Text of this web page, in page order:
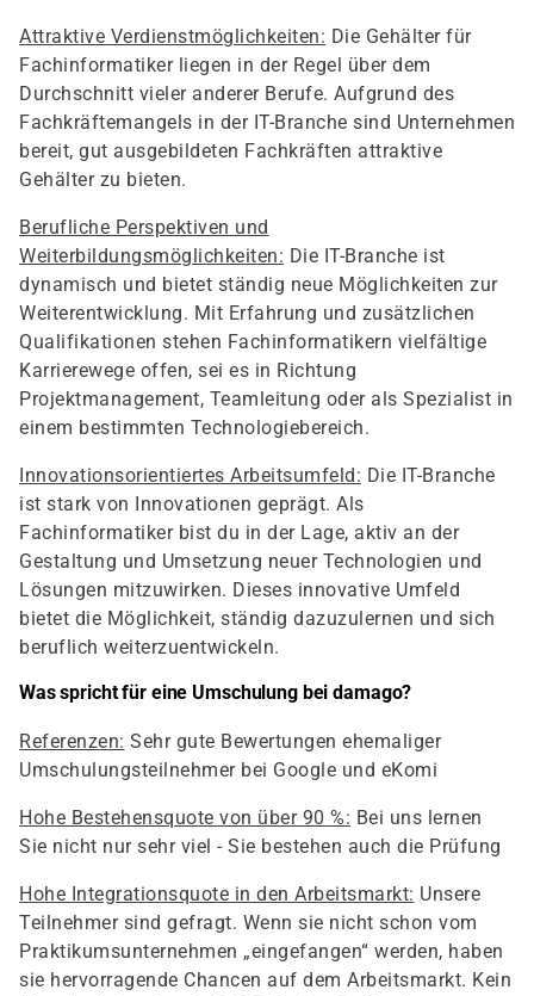
Attraktive Verdienstmöglichkeiten: Die Gehälter für
Fachinformatiker liegen in der Regel über dem
Durchschnitt vieler anderer Berufe. Aufgrund des
Fachkräftemangels in der IT-Branche sind Unternehmen
bereit, gut ausgebildeten Fachkräften attraktive
Gehälter zu bieten.
Berufliche Perspektiven und
Weiterbildungsmöglichkeiten: Die IT-Branche ist
dynamisch und bietet ständig neue Möglichkeiten zur
Weiterentwicklung. Mit Erfahrung und zusätzlichen
Qualifikationen stehen Fachinformatikern vielfältige
Karrierewege offen, sei es in Richtung
Projektmanagement, Teamleitung oder als Spezialist in
einem bestimmten Technologiebereich.
Innovationsorientiertes Arbeitsumfeld: Die IT-Branche
ist stark von Innovationen geprägt. Als
Fachinformatiker bist du in der Lage, aktiv an der
Gestaltung und Umsetzung neuer Technologien und
Lösungen mitzuwirken. Dieses innovative Umfeld
bietet die Möglichkeit, ständig dazuzulernen und sich
beruflich weiterzuentwickeln.
Was spricht für eine Umschulung bei damago?
Referenzen: Sehr gute Bewertungen ehemaliger
Umschulungsteilnehmer bei Google und eKomi
Hohe Bestehensquote von über 90 %: Bei uns lernen
Sie nicht nur sehr viel - Sie bestehen auch die Prüfung
Hohe Integrationsquote in den Arbeitsmarkt: Unsere
Teilnehmer sind gefragt. Wenn sie nicht schon vom
Praktikumsunternehmen „eingefangen“ werden, haben
sie hervorragende Chancen auf dem Arbeitsmarkt. Kein